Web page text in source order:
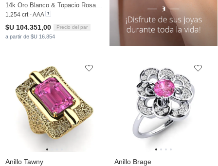
1.254 crt - AAA
$U 104.351,00 Precio del par
a partir de $U 16.854
Anillo Tawny Anillo Brage